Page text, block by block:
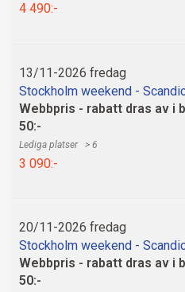
4 490:-
13/11-2026 fredag
Stockholm weekend -
Webbpris - rabatt dras av i
50:-
> 6
3 090:-
20/11-2026 fredag
Stockholm weekend -
Webbpris - rabatt dras av i
50:-